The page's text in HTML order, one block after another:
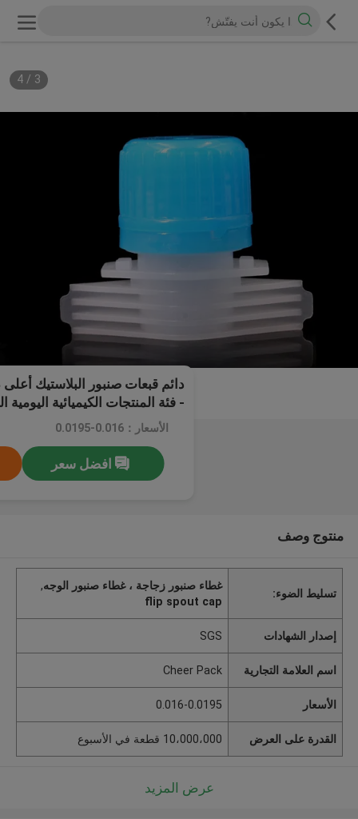
3
/
4
دائم قبعات صنبور البلاستيك
- فئة المنتجات الكيميائية اليومية
الأسعار：0.016-0.0195
افضل سعر
منتوج وصف
تسليط الضوء:
غطاء صنبور زجاجة ، غطاء صنبور الوجه,
flip spout cap
إصدار الشهادات SGS
اسم العلامة التجارية Cheer Pack
الأسعار 0.016-0.0195
القدرة على العرض 10،000،000 قطعة في الأسبوع
عرض المزيد